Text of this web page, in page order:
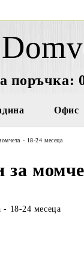
поръчка:
Офис
- 18-24 месеца
за
- 18-24 месеца